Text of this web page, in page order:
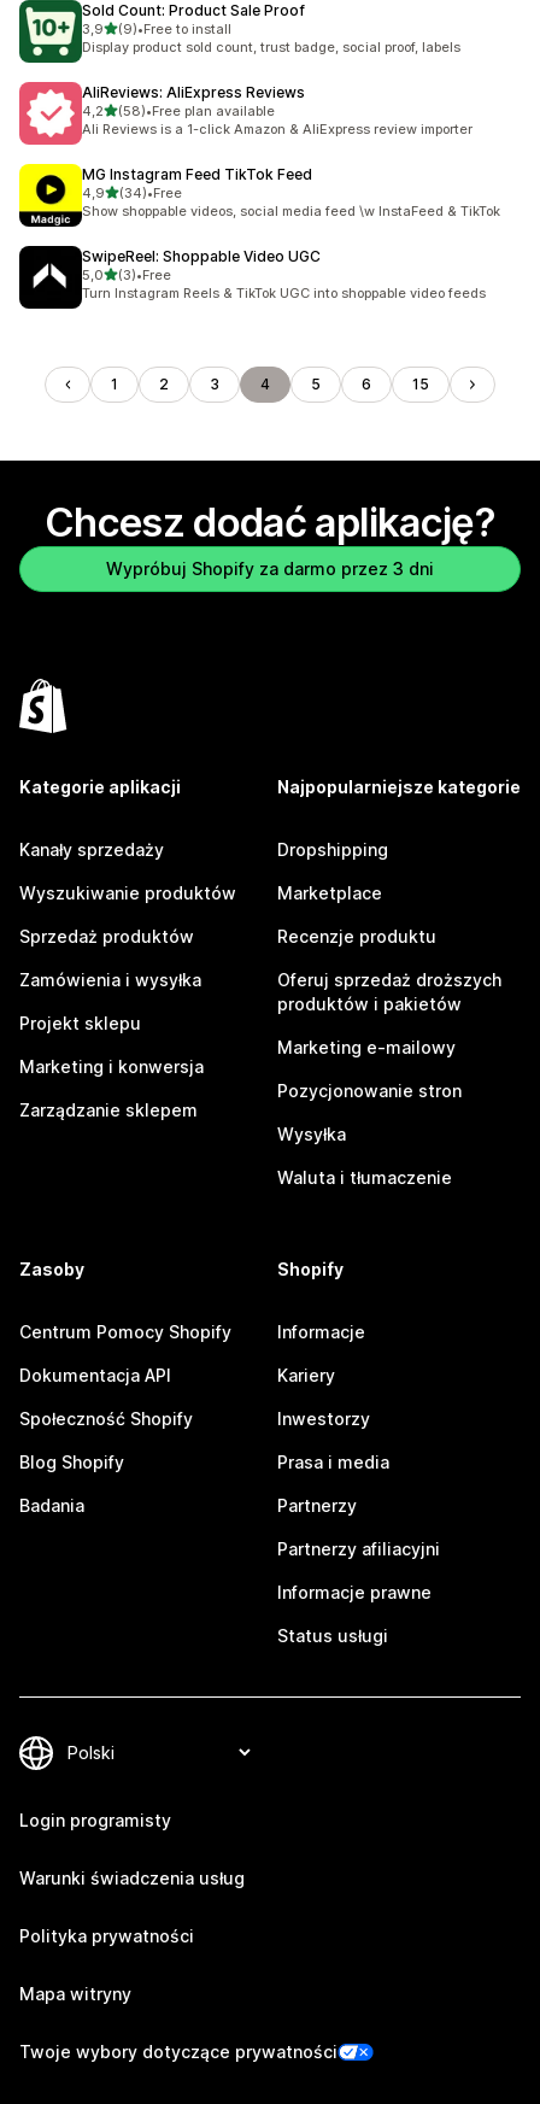
Sold Count: Product Sale Proof
3,9na 5 gwiazdek
(9)
Łączna liczba recenzji: 9
•Free to install
Display product sold count, trust badge, social proof, labels
AliReviews: AliExpress Reviews
4,2na 5 gwiazdek
(58)
Łączna liczba recenzji: 58
•Free plan available
Ali Reviews is a 1-click Amazon & AliExpress review importer
MG Instagram Feed TikTok Feed
4,9na 5 gwiazdek
(34)
Łączna liczba recenzji: 34
•Free
Show shoppable videos, social media feed \w InstaFeed & TikTok
SwipeReel: Shoppable Video UGC
5,0na 5 gwiazdek
(3)
Łączna liczba recenzji: 3
•Free
Turn Instagram Reels & TikTok UGC into shoppable video feeds
1 2 3 4 5 6 15
Chcesz dodać aplikację?
Wypróbuj Shopify za darmo przez 3 dni
Kategorie aplikacji
Kanały sprzedaży
Wyszukiwanie produktów
Sprzedaż produktów
Zamówienia i wysyłka
Projekt sklepu
Marketing i konwersja
Zarządzanie sklepem
Najpopularniejsze kategorie
Dropshipping
Marketplace
Recenzje produktu
Oferuj sprzedaż droższych
produktów i pakietów
Marketing e-mailowy
Pozycjonowanie stron
Wysyłka
Waluta i tłumaczenie
Zasoby
Centrum Pomocy Shopify
Dokumentacja API
Społeczność Shopify
Blog Shopify
Badania
Shopify
Informacje
Kariery
Inwestorzy
Prasa i media
Partnerzy
Partnerzy afiliacyjni
Informacje prawne
Status usługi
Login programisty
Warunki świadczenia usług
Polityka prywatności
Mapa witryny
Twoje wybory dotyczące prywatności